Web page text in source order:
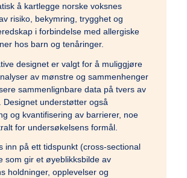
å kartlegge norske voksnes
risiko, bekymring, trygghet og
i forbindelse med allergiske
hos barn og tenåringer.
designet er valgt for å muliggjøre
av mønstre og sammenhenger
sammenlignbare data på tvers av
Designet understøtter også
og kvantifisering av barrierer, noe
for undersøkelsens formål.
inn på ett tidspunkt (cross-sectional
som gir et øyeblikksbilde av
holdninger, opplevelser og